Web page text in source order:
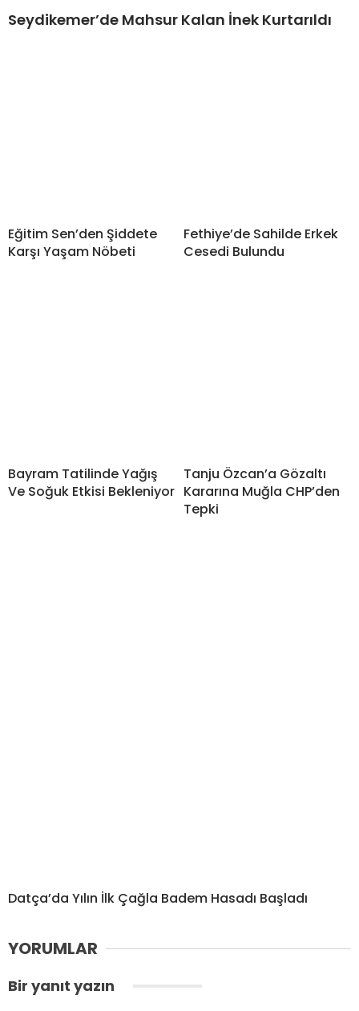
Seydikemer’de Mahsur Kalan İnek Kurtarıldı
Eğitim Sen’den Şiddete
Karşı Yaşam Nöbeti
Fethiye’de Sahilde Erkek
Cesedi Bulundu
Bayram Tatilinde Yağış
Ve Soğuk Etkisi Bekleniyor
Tanju Özcan’a Gözaltı
Kararına Muğla CHP’den
Tepki
Datça’da Yılın İlk Çağla Badem Hasadı Başladı
YORUMLAR
Bir yanıt yazın